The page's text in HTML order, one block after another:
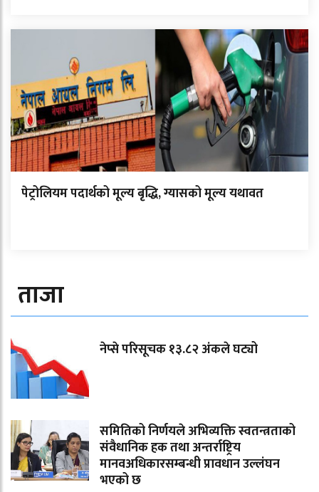
पेट्रोलियम पदार्थको मूल्य बृद्धि, ग्यासको मूल्य यथावत
ताजा
नेप्से परिसूचक १३.८२ अंकले घट्यो
समितिको निर्णयले अभिव्यक्ति स्वतन्त्रताको
संवैधानिक हक तथा अन्तर्राष्ट्रिय
मानवअधिकारसम्बन्धी प्रावधान उल्लंघन
भएको छ